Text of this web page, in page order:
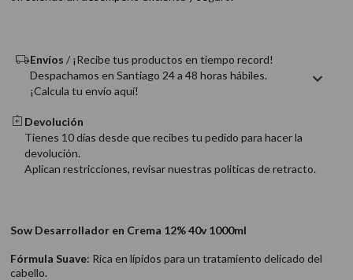
Envíos / ¡Recibe tus productos en tiempo record!
Despachamos en Santiago 24 a 48 horas hábiles.
¡Calcula tu envío aquí!
Devolución
Tienes 10 días desde que recibes tu pedido para hacer la
devolución.
Aplican restricciones, revisar nuestras politicas de retracto.
Sow Desarrollador en Crema 12% 40v 1000ml
Fórmula Suave: Rica en lípidos para un tratamiento delicado del
cabello.